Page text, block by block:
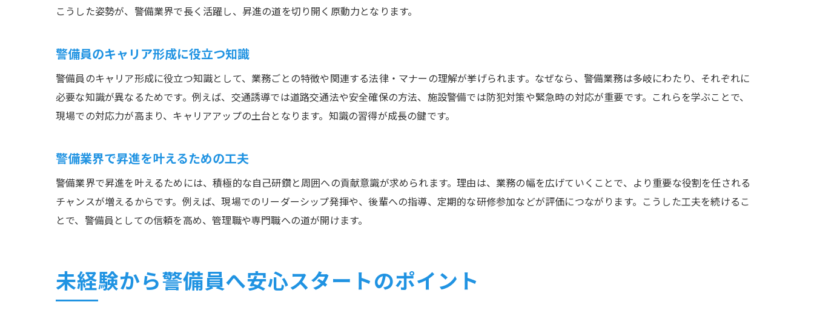
こうした姿勢が、警備業界で長く活躍し、昇進の道を切り開く原動力となります。
警備員のキャリア形成に役立つ知識
警備員のキャリア形成に役立つ知識として、業務ごとの特徴や関連する法律・マナーの理解が挙げられます。なぜなら、警備業務は多岐にわたり、それぞれに
必要な知識が異なるためです。例えば、交通誘導では道路交通法や安全確保の方法、施設警備では防犯対策や緊急時の対応が重要です。これらを学ぶことで、
現場での対応力が高まり、キャリアアップの土台となります。知識の習得が成長の鍵です。
警備業界で昇進を叶えるための工夫
警備業界で昇進を叶えるためには、積極的な自己研鑽と周囲への貢献意識が求められます。理由は、業務の幅を広げていくことで、より重要な役割を任される
チャンスが増えるからです。例えば、現場でのリーダーシップ発揮や、後輩への指導、定期的な研修参加などが評価につながります。こうした工夫を続けるこ
とで、警備員としての信頼を高め、管理職や専門職への道が開けます。
未経験から警備員へ安心スタートのポイント